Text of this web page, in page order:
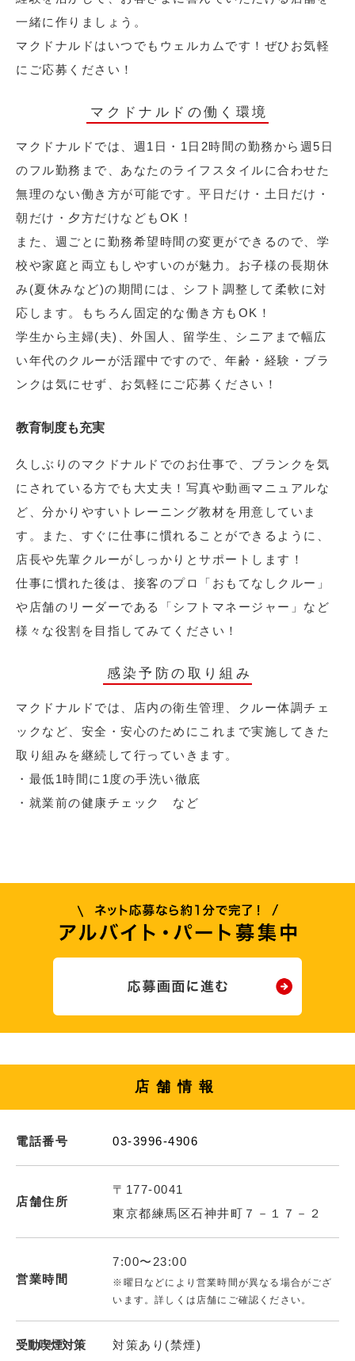
一緒に作りましょう。
マクドナルドはいつでもウェルカムです！ぜひお気軽
にご応募ください！
マクドナルドの働く環境
マクドナルドでは、週1日・1日2時間の勤務から週5日
のフル勤務まで、あなたのライフスタイルに合わせた
無理のない働き方が可能です。平日だけ・土日だけ・
朝だけ・夕方だけなどもOK！
また、週ごとに勤務希望時間の変更ができるので、学
校や家庭と両立もしやすいのが魅力。お子様の長期休
み(夏休みなど)の期間には、シフト調整して柔軟に対
応します。もちろん固定的な働き方もOK！
学生から主婦(夫)、外国人、留学生、シニアまで幅広
い年代のクルーが活躍中ですので、年齢・経験・ブラ
ンクは気にせず、お気軽にご応募ください！
教育制度も充実
久しぶりのマクドナルドでのお仕事で、ブランクを気
にされている方でも大丈夫！写真や動画マニュアルな
ど、分かりやすいトレーニング教材を用意していま
す。また、すぐに仕事に慣れることができるように、
店長や先輩クルーがしっかりとサポートします！
仕事に慣れた後は、接客のプロ「おもてなしクルー」
や店舗のリーダーである「シフトマネージャー」など
様々な役割を目指してみてください！
感染予防の取り組み
マクドナルドでは、店内の衛生管理、クルー体調チェ
ックなど、安全・安心のためにこれまで実施してきた
取り組みを継続して行っていきます。
・最低1時間に1度の手洗い徹底
・就業前の健康チェック など
店舗情報
電話番号 03-3996-4906
店舗住所
〒177-0041
東京都練馬区石神井町７－１７－２
営業時間
7:00〜23:00
※曜日などにより営業時間が異なる場合がござ
います。詳しくは店舗にご確認ください。
受動喫煙対策 対策あり(禁煙)